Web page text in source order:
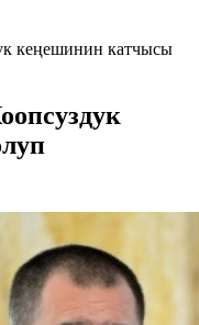
кеңешинин катчысы